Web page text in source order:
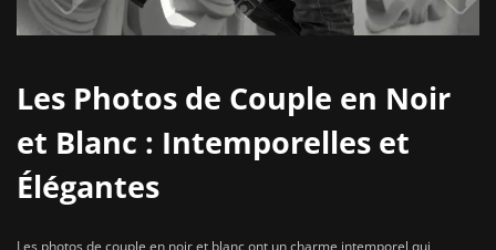
Les Photos de Couple en Noir
et Blanc : Intemporelles et
Élégantes
Les photos de couple en noir et blanc ont un charme intemporel qui